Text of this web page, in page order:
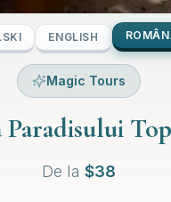
ENGLISH
Magic Tours
Paradisului
De la $38